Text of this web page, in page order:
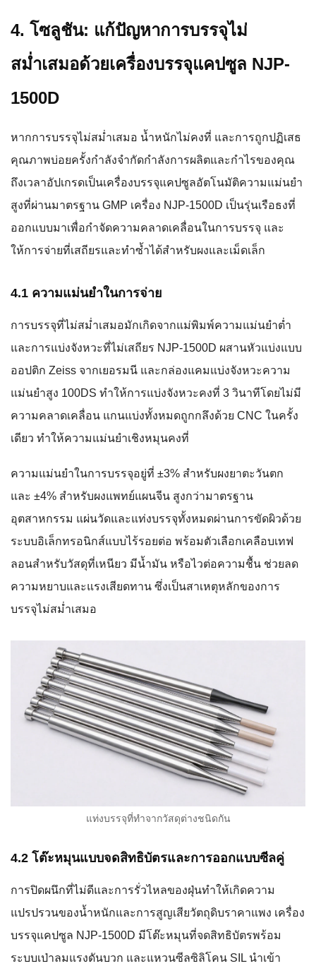
4. โซลูชัน: แก้ปัญหาการบรรจุไม่
สม่ำเสมอด้วยเครื่องบรรจุแคปซูล NJP-
1500D
หากการบรรจุไม่สม่ำเสมอ น้ำหนักไม่คงที่ และการถูกปฏิเสธ
คุณภาพบ่อยครั้งกำลังจำกัดกำลังการผลิตและกำไรของคุณ
ถึงเวลาอัปเกรดเป็นเครื่องบรรจุแคปซูลอัตโนมัติความแม่นยำ
สูงที่ผ่านมาตรฐาน GMP เครื่อง NJP-1500D เป็นรุ่นเรือธงที่
ออกแบบมาเพื่อกำจัดความคลาดเคลื่อนในการบรรจุ และ
ให้การจ่ายที่เสถียรและทำซ้ำได้สำหรับผงและเม็ดเล็ก
4.1 ความแม่นยำในการจ่าย
การบรรจุที่ไม่สม่ำเสมอมักเกิดจากแม่พิมพ์ความแม่นยำต่ำ
และการแบ่งจังหวะที่ไม่เสถียร NJP-1500D ผสานหัวแบ่งแบบ
ออปติก Zeiss จากเยอรมนี และกล่องแคมแบ่งจังหวะความ
แม่นยำสูง 100DS ทำให้การแบ่งจังหวะคงที่ 3 วินาทีโดยไม่มี
ความคลาดเคลื่อน แกนแบ่งทั้งหมดถูกกลึงด้วย CNC ในครั้ง
เดียว ทำให้ความแม่นยำเชิงหมุนคงที่
ความแม่นยำในการบรรจุอยู่ที่ ±3% สำหรับผงยาตะวันตก
และ ±4% สำหรับผงแพทย์แผนจีน สูงกว่ามาตรฐาน
อุตสาหกรรม แผ่นวัดและแท่งบรรจุทั้งหมดผ่านการขัดผิวด้วย
ระบบอิเล็กทรอนิกส์แบบไร้รอยต่อ พร้อมตัวเลือกเคลือบเทฟ
ลอนสำหรับวัสดุที่เหนียว มีน้ำมัน หรือไวต่อความชื้น ช่วยลด
ความหยาบและแรงเสียดทาน ซึ่งเป็นสาเหตุหลักของการ
บรรจุไม่สม่ำเสมอ
แท่งบรรจุที่ทำจากวัสดุต่างชนิดกัน
4.2 โต๊ะหมุนแบบจดสิทธิบัตรและการออกแบบซีลคู่
การปิดผนึกที่ไม่ดีและการรั่วไหลของฝุ่นทำให้เกิดความ
แปรปรวนของน้ำหนักและการสูญเสียวัตถุดิบราคาแพง เครื่อง
บรรจุแคปซูล NJP-1500D มีโต๊ะหมุนที่จดสิทธิบัตรพร้อม
ระบบเป่าลมแรงดันบวก และแหวนซีลซิลิโคน SIL นำเข้า